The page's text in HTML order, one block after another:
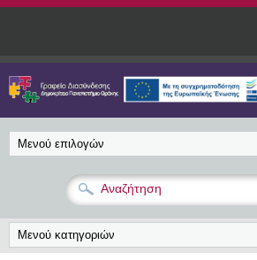
Παράκαμψη προς το κυρίως περιεχόμενο